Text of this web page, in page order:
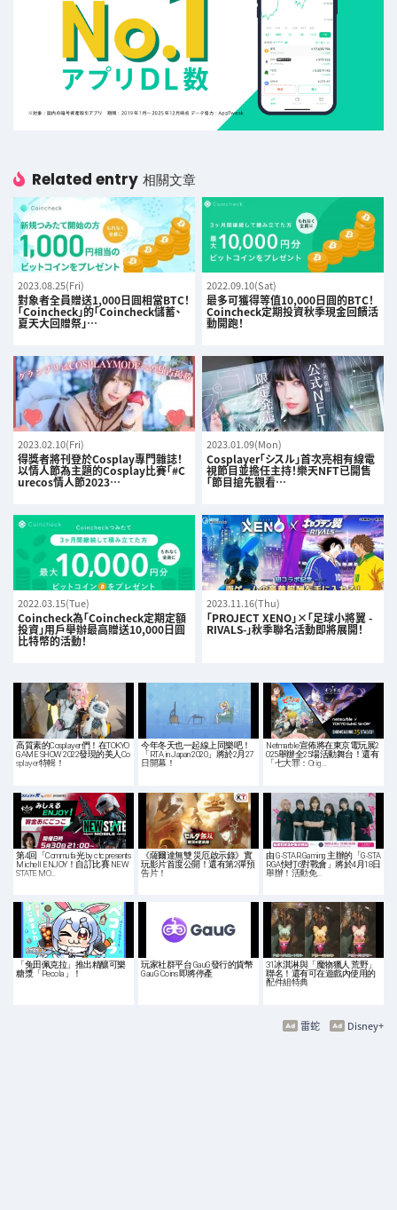
Related entry 相關文章
2023.08.25(Fri)
對象者全員贈送1,000日圓相當BTC！
「Coincheck」的「Coincheck儲蓄、
夏天大回贈祭」…
2022.09.10(Sat)
最多可獲得等值10,000日圓的BTC！
Coincheck定期投資秋季現金回饋活
動開跑！
2023.02.10(Fri)
得獎者將刊登於Cosplay專門雜誌！
以情人節為主題的Cosplay比賽「#C
urecos情人節2023…
2023.01.09(Mon)
Cosplayer「シスル」首次亮相有線電
視節目並擔任主持！樂天NFT已開售
「節目搶先觀看…
2022.03.15(Tue)
Coincheck為「Coincheck定期定額
投資」用戶舉辦最高贈送10,000日圓
比特幣的活動！
2023.11.16(Thu)
「PROJECT XENO」×「足球小將翼 -
RIVALS-」秋季聯名活動即將展開！
高質素的Cosplayer們！在TOKYO
GAME SHOW 2022發現的美人Co
splayer特輯！
今年冬天也一起線上同樂吧！
「RTA in Japan 2020」將於2月27
日開幕！
Netmarble宣佈將在東京電玩展2
025舉辦全25場活動舞台！還有
「七大罪：Orig…
第4回「Commufa光 by ctc presents
Michell ENJOY！自訂比賽 NEW
STATE MO…
《薩爾達無雙 災厄啟示錄》實
玩影片首度公開！還有第2彈預
告片！
由 G-STAR Gaming 主辦的「G-STA
RGA快打6對戰會」將於4月18日
舉辦！活動免…
「兔田佩克拉」推出精釀可樂
糖漿「Pecola」！
玩家社群平台 GauG發行的貨幣
GauG Coins 即將停產
31冰淇淋與「魔物獵人 荒野」
聯名！還有可在遊戲內使用的
配件組特典
Disney+
雷蛇